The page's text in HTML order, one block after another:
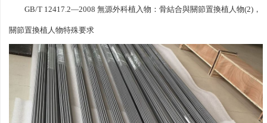
GB/T 12417.2—2008 無源外科植入物：骨結合與關節置換植人物(2)，
關節置換植人物特殊要求